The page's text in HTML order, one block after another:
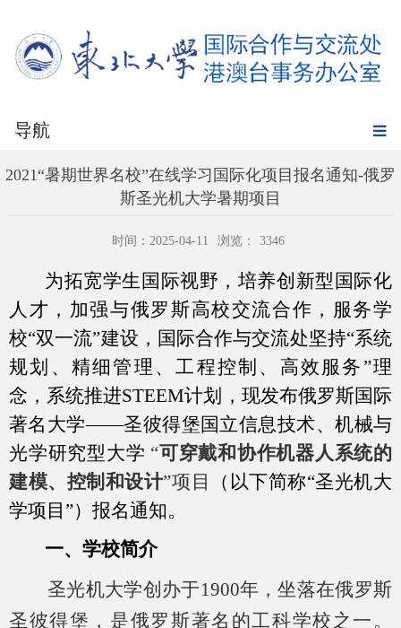
导航
2021“暑期世界名校”在线学习国际化项目报名通知-俄罗
斯圣光机大学暑期项目
时间：2025-04-11 浏览： 3346
为拓宽学生国际视野，培养创新型国际化
人才，加强与俄罗斯高校交流合作，服务学
校“双一流”建设，国际合作与交流处坚持“系统
规划、精细管理、工程控制、高效服务”理
念，系统推进STEEM计划，现发布俄罗斯国际
著名大学——圣彼得堡国立信息技术、机械与
光学研究型大学 “可穿戴和协作机器人系统的
建模、控制和设计”项目
（以下简称“圣光机大
学项目”）报名通知。
一、学校简介
圣光机大学创办于1900年，坐落在俄罗斯
圣彼得堡，是俄罗斯著名的工科学校之一。